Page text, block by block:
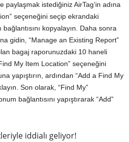
paylaşmak istediğiniz AirTag’in adına
seçeneğini seçip ekrandaki
kopyalayın. Daha sonra
gidin, “Manage an Existing Report”
bagaj raporunuzdaki 10 haneli
My Item Location” seçeneğini
yapıştırın, ardından “Add a Find My
Son olarak, “Find My”
bağlantısını yapıştırarak “Add”
iddialı geliyor!